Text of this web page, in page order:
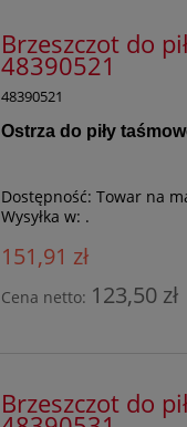
Brzeszczot do
48390521
48390521
Ostrza do piły
Dostępność: Towar na
Wysyłka w: .
151,91 zł
Cena netto: 123,50 zł
Brzeszczot do